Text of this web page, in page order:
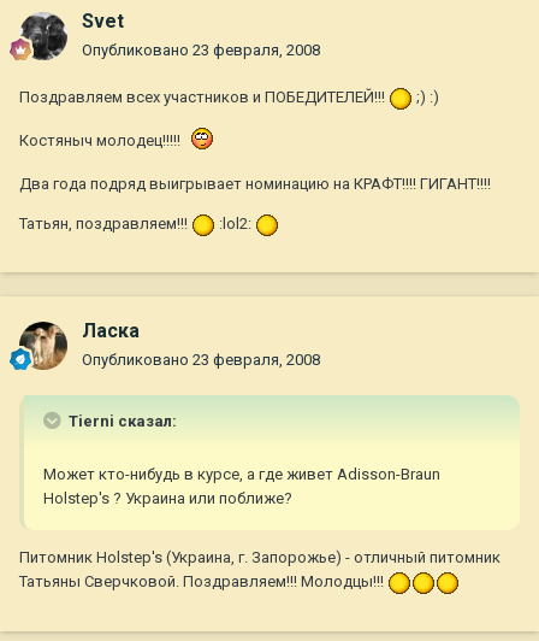
Svet
Опубликовано 23 февраля, 2008
Поздравляем всех участников и ПОБЕДИТЕЛЕЙ!!! ;) :)
Костяныч молодец!!!!!
Два года подряд выигрывает номинацию на КРАФТ!!!! ГИГАНТ!!!!
Татьян, поздравляем!!! :lol2:
Ласка
Опубликовано 23 февраля, 2008
Tierni сказал:
Может кто-нибудь в курсе, а где живет Adisson-Braun
Holstep's ? Украина или поближе?
Питомник Holstep's (Украина, г. Запорожье) - отличный питомник
Татьяны Сверчковой. Поздравляем!!! Молодцы!!!